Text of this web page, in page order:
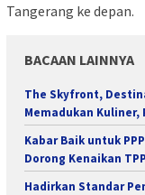
Tangerang ke depan.
BACAAN LAINNYA
The Skyfront,
Memadukan Kuliner,
Kabar Baik untuk
Dorong Kenaikan
Hadirkan Standar